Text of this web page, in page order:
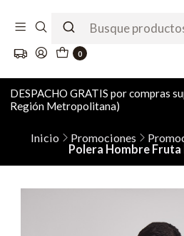
0
DESPACHO GRATIS por compras
Región Metropolitana)
Inicio Promociones
Polera Hombre Fruta